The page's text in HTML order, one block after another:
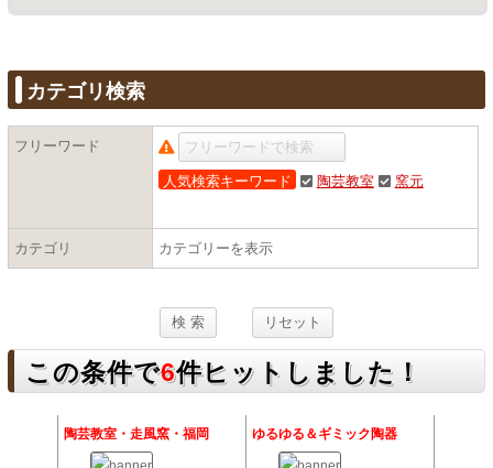
カテゴリ検索
フリーワード
人気検索キーワード 陶芸教室 窯元
カテゴリ カテゴリーを表示
この条件で6件ヒットしました！
陶芸教室・走風窯・福岡 ゆるゆる＆ギミック陶器